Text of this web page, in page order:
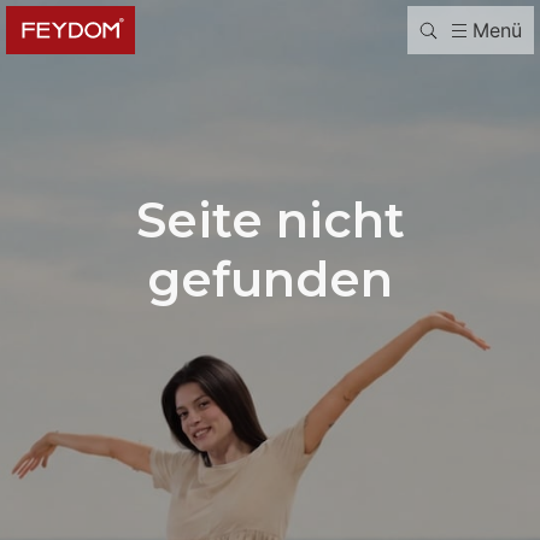
Menü
Seite nicht
gefunden